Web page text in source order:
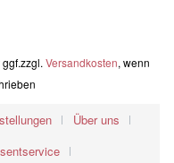
Versandkosten, wenn
Über uns